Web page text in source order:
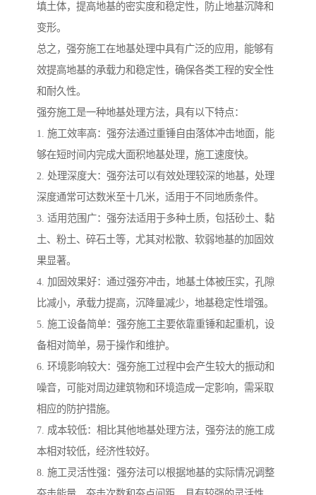
填土体，提高地基的密实度和稳定性，防止地基沉降和
变形。
总之，强夯施工在地基处理中具有广泛的应用，能够有
效提高地基的承载力和稳定性，确保各类工程的安全性
和耐久性。
强夯施工是一种地基处理方法，具有以下特点：
1. 施工效率高：强夯法通过重锤自由落体冲击地面，能
够在短时间内完成大面积地基处理，施工速度快。
2. 处理深度大：强夯法可以有效处理较深的地基，处理
深度通常可达数米至十几米，适用于不同地质条件。
3. 适用范围广：强夯法适用于多种土质，包括砂土、黏
土、粉土、碎石土等，尤其对松散、软弱地基的加固效
果显著。
4. 加固效果好：通过强夯冲击，地基土体被压实，孔隙
比减小，承载力提高，沉降量减少，地基稳定性增强。
5. 施工设备简单：强夯施工主要依靠重锤和起重机，设
备相对简单，易于操作和维护。
6. 环境影响较大：强夯施工过程中会产生较大的振动和
噪音，可能对周边建筑物和环境造成一定影响，需采取
相应的防护措施。
7. 成本较低：相比其他地基处理方法，强夯法的施工成
本相对较低，经济性较好。
8. 施工灵活性强：强夯法可以根据地基的实际情况调整